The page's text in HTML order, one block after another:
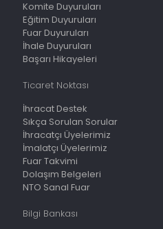
Komite Duyuruları
Eğitim Duyuruları
Fuar Duyuruları
İhale Duyuruları
Başarı Hikayeleri
Ticaret Noktası
İhracat Destek
Sıkça Sorulan Sorular
İhracatçı Üyelerimiz
İmalatçı Üyelerimiz
Fuar Takvimi
Dolaşım Belgeleri
NTO Sanal Fuar
Bilgi Bankası